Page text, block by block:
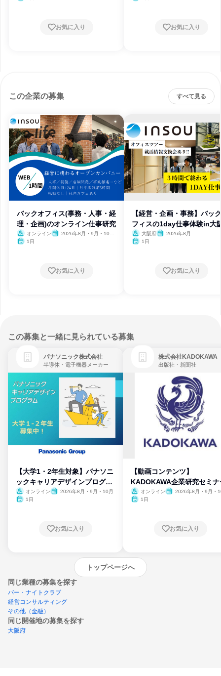
お気に入り お気に入り
この企業の募集 すべて見る
バックオフィス(事務・人事・経
理・企画)のオンライン仕事研究
オンライン
2026年8月・9月・10
1日
お気に入り
【経営・企画・事務】バッ
フィスの1day仕事体験in大
大阪府
2026年8月
1日
お気に入り
この募集と一緒に見られている募集
パナソニック株式会社
半導体・電子機器メーカー
【大学1・2年生対象】パナソニ
ックキャリアデザインプログラ
ム
オンライン
2026年8月・9月・10月
1日
お気に入り
株式会社KADOKAWA
出版社・新聞社
【動画コンテンツ】
KADOKAWA企業研究セミナ
オンライン
2026年8月・9月・
1日
お気に入り
トップページへ
同じ業種の募集を探す
バー・ナイトクラブ
経営コンサルティング
その他（金融）
同じ開催地の募集を探す
大阪府